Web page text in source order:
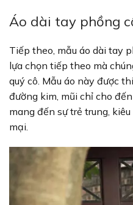
Áo dài tay phồng
Tiếp theo, mẫu áo dài tay
lựa chọn tiếp theo mà
quý cô. Mẫu áo này được
đường kim, mũi chỉ cho
mang đến sự trẻ trung,
mại.